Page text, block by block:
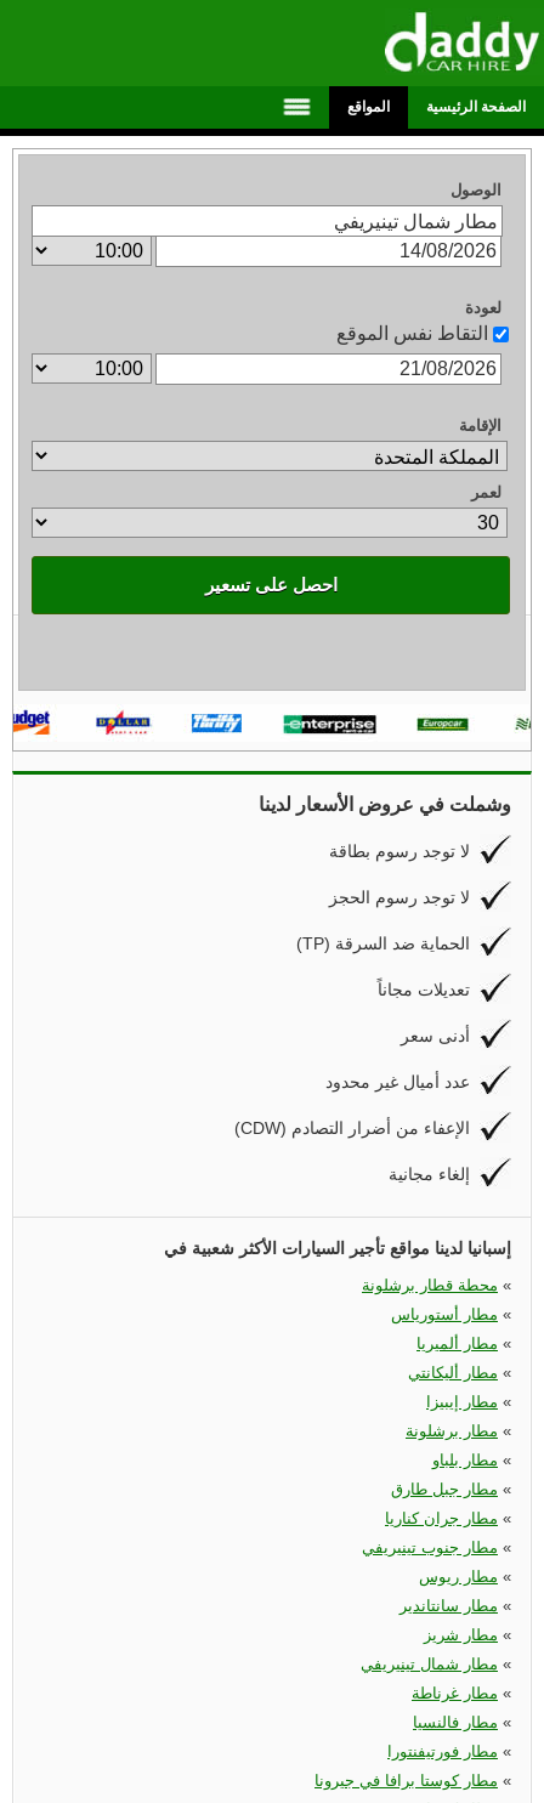
الصفحة الرئيسية المواقع
الوصول
لعودة
التقاط نفس الموقع
الإقامة
لعمر
احصل على تسعير
وشملت في عروض الأسعار لدينا
لا توجد رسوم بطاقة
لا توجد رسوم الحجز
(TP) الحماية ضد السرقة
تعديلات مجاناً
أدنى سعر
عدد أميال غير محدود
(CDW) الإعفاء من أضرار التصادم
إلغاء مجانية
إسبانيا لدينا مواقع تأجير السيارات الأكثر شعبية في
محطة قطار برشلونة «
مطار أستورياس «
مطار ألميريا «
مطار أليكانتي «
مطار إيبيزا «
مطار برشلونة «
مطار بلباو «
مطار جبل طارق «
مطار جران كناريا «
مطار جنوب تينيريفي «
مطار ريوس «
مطار سانتاندير «
مطار شريز «
مطار شمال تينيريفي «
مطار غرناطة «
مطار فالنسيا «
مطار فورتيفنتورا «
مطار كوستا برافا في جيرونا «